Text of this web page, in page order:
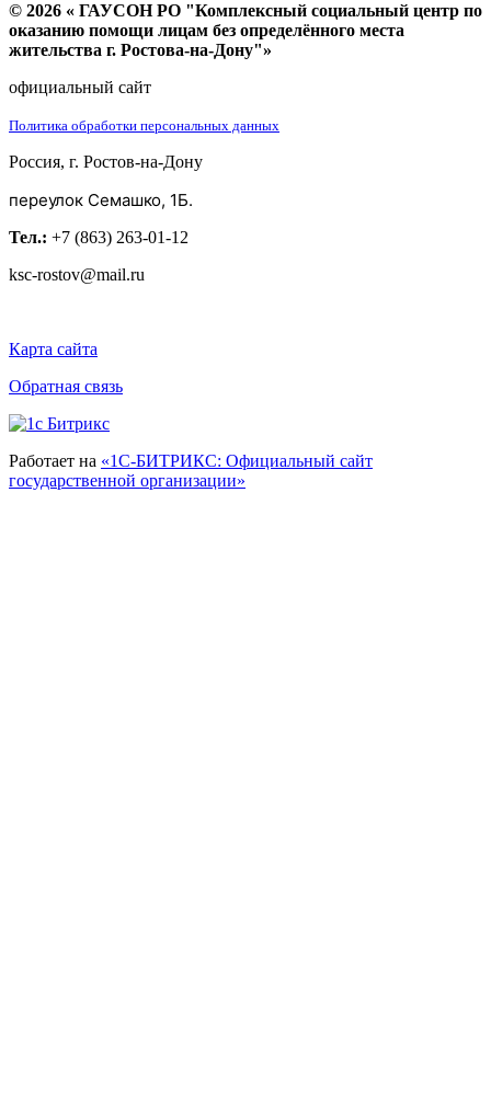
© 2026 « ГАУСОН РО "Комплексный социальный центр по
оказанию помощи лицам без определённого места
жительства г. Ростова-на-Дону"»
официальный сайт
Политика обработки персональных данных
Россия, г. Ростов-на-Дону
переулок Семашко, 1Б.
Тел.: +7 (863) 263-01-12
ksc-rostov@mail.ru
Карта сайта
Обратная связь
Работает на «1С-БИТРИКС: Официальный сайт
государственной организации»